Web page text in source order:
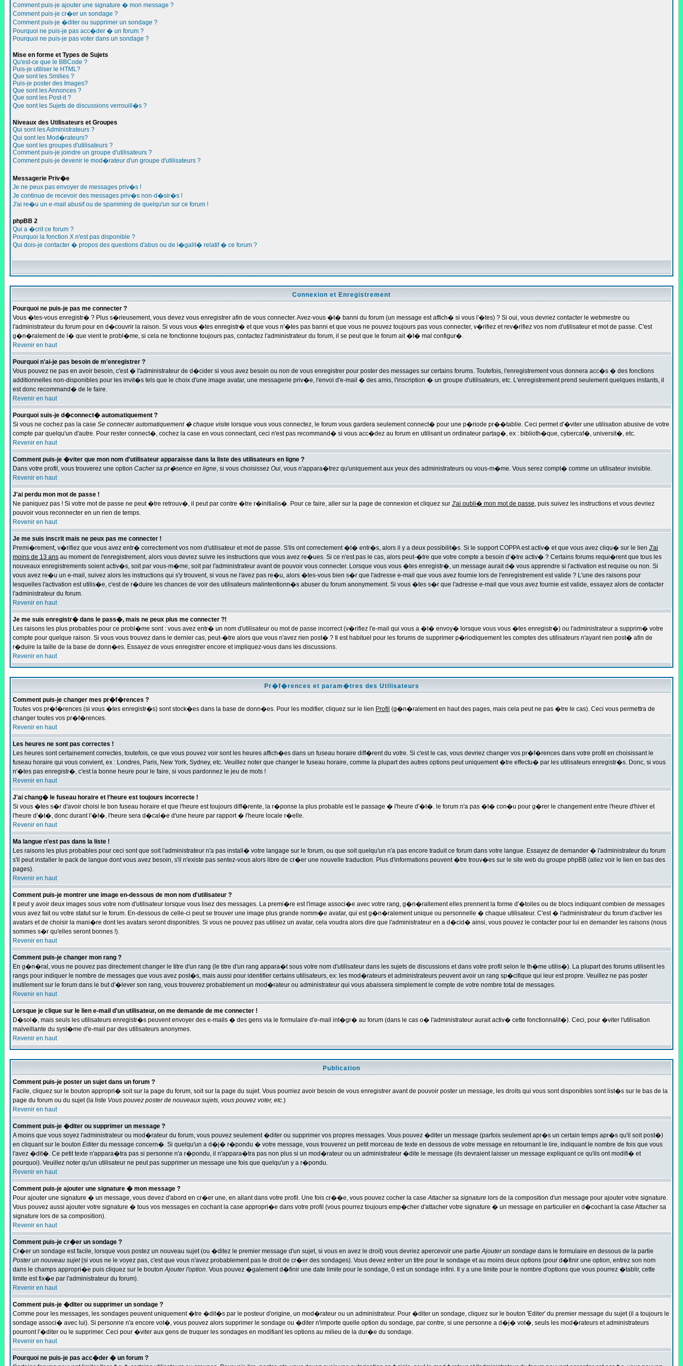
Comment puis-je ajouter une signature � mon message ?
Comment puis-je cr�er un sondage ?
Comment puis-je �diter ou supprimer un sondage ?
Pourquoi ne puis-je pas acc�der � un forum ?
Pourquoi ne puis-je pas voter dans un sondage ?
Mise en forme et Types de Sujets
Qu'est-ce que le BBCode ?
Puis-je utiliser le HTML?
Que sont les Smilies ?
Puis-je poster des Images?
Que sont les Annonces ?
Que sont les Post-it ?
Que sont les Sujets de discussions verrouill�s ?
Niveaux des Utilisateurs et Groupes
Qui sont les Administrateurs ?
Qui sont les Mod�rateurs?
Que sont les groupes d'utilisateurs ?
Comment puis-je joindre un groupe d'utilisateurs ?
Comment puis-je devenir le mod�rateur d'un groupe d'utilisateurs ?
Messagerie Priv�e
Je ne peux pas envoyer de messages priv�s !
Je continue de recevoir des messages priv�s non-d�sir�s !
J'ai re�u un e-mail abusif ou de spamming de quelqu'un sur ce forum !
phpBB 2
Qui a �crit ce forum ?
Pourquoi la fonction X n'est pas disponible ?
Qui dois-je contacter � propos des questions d'abus ou de l�galit� relatif � ce forum ?
Connexion et Enregistrement
Pourquoi ne puis-je pas me connecter ?
Vous �tes-vous enregistr� ? Plus s�rieusement, vous devez vous enregistrer afin de vous connecter. Avez-vous �t� banni du forum (un message est affich� si vous l'�tes) ? Si oui, vous devriez contacter le webmestre ou
l'administrateur du forum pour en d�couvrir la raison. Si vous vous �tes enregistr� et que vous n'�tes pas banni et que vous ne pouvez toujours pas vous connecter, v�rifiez et rev�rifiez vos nom d'utilisateur et mot de passe. C'est
g�n�ralement de l� que vient le probl�me, si cela ne fonctionne toujours pas, contactez l'administrateur du forum, il se peut que le forum ait �t� mal configur�.
Revenir en haut
Pourquoi n'ai-je pas besoin de m'enregistrer ?
Vous pouvez ne pas en avoir besoin, c'est � l'administrateur de d�cider si vous avez besoin ou non de vous enregistrer pour poster des messages sur certains forums. Toutefois, l'enregistrement vous donnera acc�s � des fonctions
additionnelles non-disponibles pour les invit�s tels que le choix d'une image avatar, une messagerie priv�e, l'envoi d'e-mail � des amis, l'inscription � un groupe d'utilisateurs, etc. L'enregistrement prend seulement quelques instants, il
est donc recommand� de le faire.
Revenir en haut
Pourquoi suis-je d�connect� automatiquement ?
Si vous ne cochez pas la case Se connecter automatiquement � chaque visite lorsque vous vous connectez, le forum vous gardera seulement connect� pour une p�riode pr��tablie. Ceci permet d'�viter une utilisation abusive de votre
compte par quelqu'un d'autre. Pour rester connect�, cochez la case en vous connectant, ceci n'est pas recommand� si vous acc�dez au forum en utilisant un ordinateur partag�, ex : biblioth�que, cybercaf�, universit�, etc.
Revenir en haut
Comment puis-je �viter que mon nom d'utilisateur apparaisse dans la liste des utilisateurs en ligne ?
Dans votre profil, vous trouverez une option Cacher sa pr�sence en ligne, si vous choisissez Oui, vous n'appara�trez qu'uniquement aux yeux des administrateurs ou vous-m�me. Vous serez compt� comme un utilisateur invisible.
Revenir en haut
J'ai perdu mon mot de passe !
Ne paniquez pas ! Si votre mot de passe ne peut �tre retrouv�, il peut par contre �tre r�initialis�. Pour ce faire, aller sur la page de connexion et cliquez sur J'ai oubli� mon mot de passe, puis suivez les instructions et vous devriez
pouvoir vous reconnecter en un rien de temps.
Revenir en haut
Je me suis inscrit mais ne peux pas me connecter !
Premi�rement, v�rifiez que vous avez entr� correctement vos nom d'utilisateur et mot de passe. S'ils ont correctement �t� entr�s, alors il y a deux possibilit�s. Si le support COPPA est activ� et que vous avez cliqu� sur le lien J'ai
moins de 13 ans au moment de l'enregistrement, alors vous devrez suivre les instructions que vous avez re�ues. Si ce n'est pas le cas, alors peut-�tre que votre compte a besoin d'�tre activ� ? Certains forums requi�rent que tous les
nouveaux enregistrements soient activ�s, soit par vous-m�me, soit par l'administrateur avant de pouvoir vous connecter. Lorsque vous vous �tes enregistr�, un message aurait d� vous apprendre si l'activation est requise ou non. Si
vous avez re�u un e-mail, suivez alors les instructions qui s'y trouvent, si vous ne l'avez pas re�u, alors �tes-vous bien s�r que l'adresse e-mail que vous avez fournie lors de l'enregistrement est valide ? L'une des raisons pour
lesquelles l'activation est utilis�e, c'est de r�duire les chances de voir des utilisateurs malintentionn�s abuser du forum anonymement. Si vous �tes s�r que l'adresse e-mail que vous avez fournie est valide, essayez alors de contacter
l'administrateur du forum.
Revenir en haut
Je me suis enregistr� dans le pass�, mais ne peux plus me connecter ?!
Les raisons les plus probables pour ce probl�me sont : vous avez entr� un nom d'utilisateur ou mot de passe incorrect (v�rifiez l'e-mail qui vous a �t� envoy� lorsque vous vous �tes enregistr�) ou l'administrateur a supprim� votre
compte pour quelque raison. Si vous vous trouvez dans le dernier cas, peut-�tre alors que vous n'avez rien post� ? Il est habituel pour les forums de supprimer p�riodiquement les comptes des utilisateurs n'ayant rien post� afin de
r�duire la taille de la base de donn�es. Essayez de vous enregistrer encore et impliquez-vous dans les discussions.
Revenir en haut
Pr�f�rences et param�tres des Utilisateurs
Comment puis-je changer mes pr�f�rences ?
Toutes vos pr�f�rences (si vous �tes enregistr�s) sont stock�es dans la base de donn�es. Pour les modifier, cliquez sur le lien Profil (g�n�ralement en haut des pages, mais cela peut ne pas �tre le cas). Ceci vous permettra de
changer toutes vos pr�f�rences.
Revenir en haut
Les heures ne sont pas correctes !
Les heures sont certainement correctes, toutefois, ce que vous pouvez voir sont les heures affich�es dans un fuseau horaire diff�rent du votre. Si c'est le cas, vous devriez changer vos pr�f�rences dans votre profil en choisissant le
fuseau horaire qui vous convient, ex : Londres, Paris, New York, Sydney, etc. Veuillez noter que changer le fuseau horaire, comme la plupart des autres options peut uniquement �tre effectu� par les utilisateurs enregistr�s. Donc, si vous
n'�tes pas enregistr�, c'est la bonne heure pour le faire, si vous pardonnez le jeu de mots !
Revenir en haut
J'ai chang� le fuseau horaire et l'heure est toujours incorrecte !
Si vous �tes s�r d'avoir choisi le bon fuseau horaire et que l'heure est toujours diff�rente, la r�ponse la plus probable est le passage � l'heure d'�t�. le forum n'a pas �t� con�u pour g�rer le changement entre l'heure d'hiver et
l'heure d'�t�, donc durant l'�t�, l'heure sera d�cal�e d'une heure par rapport � l'heure locale r�elle.
Revenir en haut
Ma langue n'est pas dans la liste !
Les raisons les plus probables pour ceci sont que soit l'administrateur n'a pas install� votre langage sur le forum, ou que soit quelqu'un n'a pas encore traduit ce forum dans votre langue. Essayez de demander � l'administrateur du forum
s'il peut installer le pack de langue dont vous avez besoin, s'il n'existe pas sentez-vous alors libre de cr�er une nouvelle traduction. Plus d'informations peuvent �tre trouv�es sur le site web du groupe phpBB (allez voir le lien en bas des
pages).
Revenir en haut
Comment puis-je montrer une image en-dessous de mon nom d'utilisateur ?
Il peut y avoir deux images sous votre nom d'utilisateur lorsque vous lisez des messages. La premi�re est l'image associ�e avec votre rang, g�n�rallement elles prennent la forme d'�toiles ou de blocs indiquant combien de messages
vous avez fait ou votre statut sur le forum. En-dessous de celle-ci peut se trouver une image plus grande nomm�e avatar, qui est g�n�ralement unique ou personnelle � chaque utilisateur. C'est � l'administrateur du forum d'activer les
avatars et de choisir la mani�re dont les avatars seront disponibles. Si vous ne pouvez pas utilisez un avatar, cela voudra alors dire que l'administrateur en a d�cid� ainsi, vous pouvez le contacter pour lui en demander les raisons (nous
sommes s�r qu'elles seront bonnes !).
Revenir en haut
Comment puis-je changer mon rang ?
En g�n�ral, vous ne pouvez pas directement changer le titre d'un rang (le titre d'un rang appara�t sous votre nom d'utilisateur dans les sujets de discussions et dans votre profil selon le th�me utilis�). La plupart des forums utilisent les
rangs pour indiquer le nombre de messages que vous avez post�s, mais aussi pour identifier certains utilisateurs, ex: les mod�rateurs et administrateurs peuvent avoir un rang sp�cifique qui leur est propre. Veuillez ne pas poster
inutilement sur le forum dans le but d'�lever son rang, vous trouverez probablement un mod�rateur ou administrateur qui vous abaissera simplement le compte de votre nombre total de messages.
Revenir en haut
Lorsque je clique sur le lien e-mail d'un utilisateur, on me demande de me connecter !
D�sol�, mais seuls les utilisateurs enregistr�s peuvent envoyer des e-mails � des gens via le formulaire d'e-mail int�gr� au forum (dans le cas o� l'administrateur aurait activ� cette fonctionnalit�). Ceci, pour �viter l'utilisation
malveillante du syst�me d'e-mail par des utilisateurs anonymes.
Revenir en haut
Publication
Comment puis-je poster un sujet dans un forum ?
Facile, cliquez sur le bouton appropri� soit sur la page du forum, soit sur la page du sujet. Vous pourriez avoir besoin de vous enregistrer avant de pouvoir poster un message, les droits qui vous sont disponibles sont list�s sur le bas de la
page du forum ou du sujet (la liste Vous pouvez poster de nouveaux sujets, vous pouvez voter, etc.)
Revenir en haut
Comment puis-je �diter ou supprimer un message ?
A moins que vous soyez l'administrateur ou mod�rateur du forum, vous pouvez seulement �diter ou supprimer vos propres messages. Vous pouvez �diter un message (parfois seulement apr�s un certain temps apr�s qu'il soit post�)
en cliquant sur le bouton Editerdu message concern�. Si quelqu'un a d�j� r�pondu � votre message, vous trouverez un petit morceau de texte en dessous de votre message en retournant le lire, indiquant le nombre de fois que vous
l'avez �dit�. Ce petit texte n'appara�tra pas si personne n'a r�pondu, il n'appara�tra pas non plus si un mod�rateur ou un administrateur �dite le message (ils devraient laisser un message expliquant ce qu'ils ont modifi� et
pourquoi). Veuillez noter qu'un utilisateur ne peut pas supprimer un message une fois que quelqu'un y a r�pondu.
Revenir en haut
Comment puis-je ajouter une signature � mon message ?
Pour ajouter une signature � un message, vous devez d'abord en cr�er une, en allant dans votre profil. Une fois cr��e, vous pouvez cocher la caseAttacher sa signature lors de la composition d'un message pour ajouter votre signature.
Vous pouvez aussi ajouter votre signature � tous vos messages en cochant la case appropri�e dans votre profil (vous pourrez toujours emp�cher d'attacher votre signature � un message en particulier en d�cochant la case Attacher sa
signature lors de sa composition).
Revenir en haut
Comment puis-je cr�er un sondage ?
Cr�er un sondage est facile, lorsque vous postez un nouveau sujet (ou �ditez le premier message d'un sujet, si vous en avez le droit) vous devriez apercevoir une partieAjouter un sondage dans le formulaire en dessous de la partie
Poster un nouveau sujet(si vous ne le voyez pas, c'est que vous n'avez probablement pas le droit de cr�er des sondages). Vous devez entrer un titre pour le sondage et au moins deux options (pour d�finir une option, entrez son nom
dans le champs appropri�e puis cliquez sur le boutonAjouter l'option. Vous pouvez �galement d�finir une date limite pour le sondage, 0 est un sondage infini. Il y a une limite pour le nombre d'options que vous pourrez �tablir, cette
limite est fix�e par l'administrateur du forum).
Revenir en haut
Comment puis-je �diter ou supprimer un sondage ?
Comme pour les messages, les sondages peuvent uniquement �tre �dit�s par le posteur d'origine, un mod�rateur ou un administrateur. Pour �diter un sondage, cliquez sur le bouton 'Editer' du premier message du sujet (il a toujours le
sondage associ� avec lui). Si personne n'a encore vot�, vous pouvez alors supprimer le sondage ou �diter n'importe quelle option du sondage, par contre, si une personne a d�j� vot�, seuls les mod�rateurs et administrateurs
pourront l'�diter ou le supprimer. Ceci pour �viter aux gens de truquer les sondages en modifiant les options au milieu de la dur�e du sondage.
Revenir en haut
Pourquoi ne puis-je pas acc�der � un forum ?